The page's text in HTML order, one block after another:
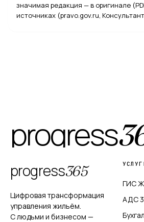
значимая редакция — в оригинале
источниках (pravo.gov.ru,
progress
progress365
Цифровая трансформация
управления жильём.
С людьми и бизнесом —
ГИС
АДС